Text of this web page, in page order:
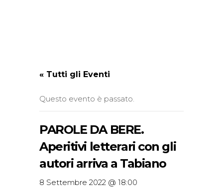
« Tutti gli Eventi
Questo evento è passato.
PAROLE DA BERE.
Aperitivi letterari con gli
autori arriva a Tabiano
8 Settembre 2022 @ 18:00